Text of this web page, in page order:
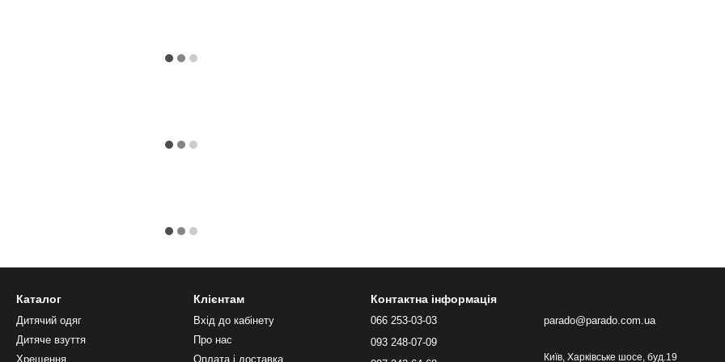
Каталог
Дитячий одяг
Дитяче взуття
Хрещення
Клієнтам
Вхід до кабінету
Про нас
Оплата і доставка
Контактна інформація
066 253-03-03
093 248-07-09
parado@parado.com.ua
Київ, Харківське шосе, буд.19